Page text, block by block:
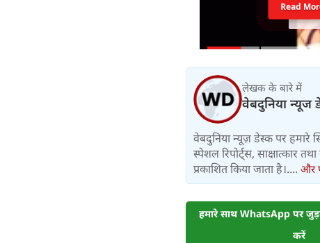
Read
लेखक के बारे में
वेबदुनिया न्यूज
वेबदुनिया न्यूज़ डेस्क पर हमारे
स्पेशल रिपोर्ट्स, साक्षात्कार
प्रकाशित किया जाता है।.... और
हमारे साथ WhatsApp पर
करें